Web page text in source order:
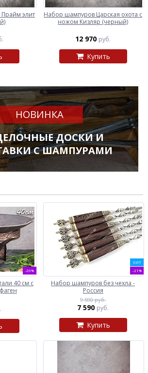
Прайм элит
Набор шампуров Царская охота с
ножом Кизляр (черный)
12 970 руб.
Купить
НОВИНКА
ДОСКИ И
С ШАМПУРАМИ
-26%
40 см с
ХИТ
-21%
Набор шампуров без чехла -
Россия
9 590 руб.
7 590 руб.
Купить